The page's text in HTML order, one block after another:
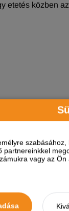
vagy az
etetés közben